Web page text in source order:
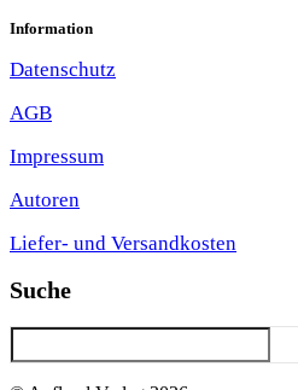
Information
Datenschutz
AGB
Impressum
Autoren
Liefer- und Versandkosten
Suche
Suchen